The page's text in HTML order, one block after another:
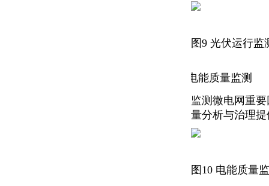
图9 光伏运行监
电能质量监测
监测微电网重
量分析与治理
图10 电能质量